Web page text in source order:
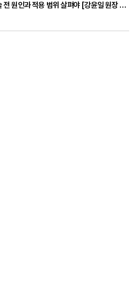
손발 다한증 보톡스, 시술 전 원인과 적용 범위 살펴야 [강윤일 원장 칼럼]